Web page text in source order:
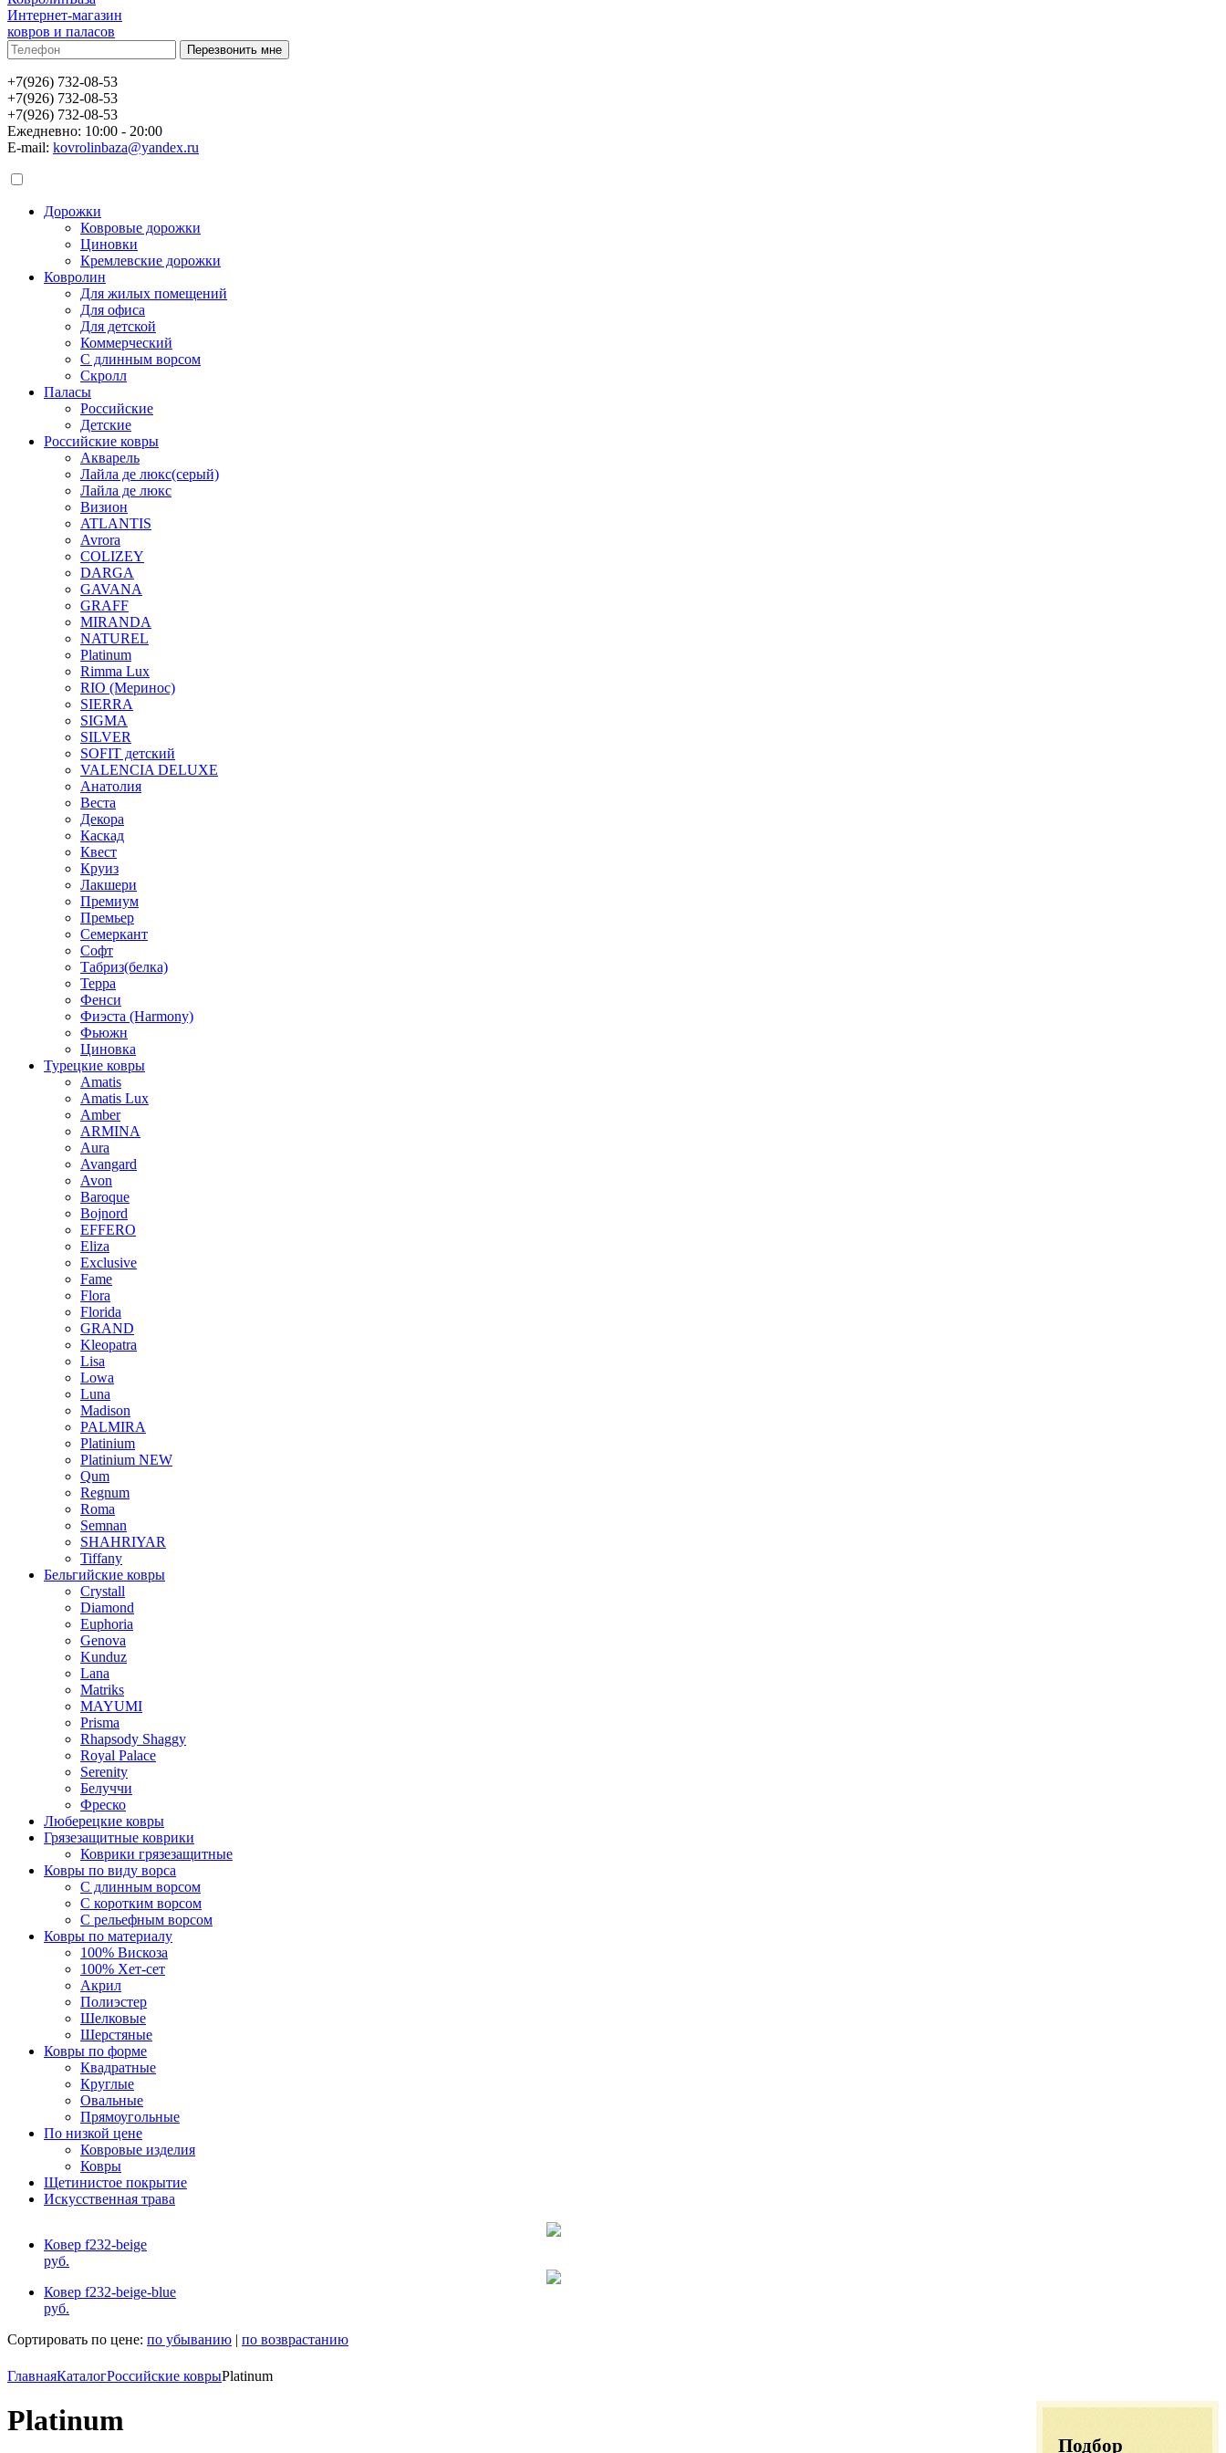
Интернет-магазин
ковров и паласов
+7(926) 732-08-53
+7(926) 732-08-53
+7(926) 732-08-53
Ежедневно: 10:00 - 20:00
E-mail: kovrolinbaza@yandex.ru
Дорожки
Ковровые дорожки
Циновки
Кремлевские дорожки
Ковролин
Для жилых помещений
Для офиса
Для детской
Коммерческий
С длинным ворсом
Скролл
Паласы
Российские
Детские
Российские ковры
Акварель
Лайла де люкс(серый)
Лайла де люкс
Визион
ATLANTIS
Avrora
COLIZEY
DARGA
GAVANA
GRAFF
MIRANDA
NATUREL
Platinum
Rimma Lux
RIO (Меринос)
SIERRA
SIGMA
SILVER
SOFIT детский
VALENCIA DELUXE
Анатолия
Веста
Декора
Каскад
Квест
Круиз
Лакшери
Премиум
Премьер
Семеркант
Софт
Табриз(белка)
Терра
Фенси
Фиэста (Harmony)
Фьюжн
Циновка
Турецкие ковры
Amatis
Amatis Lux
Amber
ARMINA
Aura
Avangard
Avon
Baroque
Bojnord
EFFERO
Eliza
Exclusive
Fame
Flora
Florida
GRAND
Kleopatra
Lisa
Lowa
Luna
Madison
PALMIRA
Platinium
Platinium NEW
Qum
Regnum
Roma
Semnan
SHAHRIYAR
Tiffany
Бельгийские ковры
Crystall
Diamond
Euphoria
Genova
Kunduz
Lana
Matriks
MAYUMI
Prisma
Rhapsody Shaggy
Royal Palace
Serenity
Белуччи
Фреско
Люберецкие ковры
Грязезащитные коврики
Коврики грязезащитные
Ковры по виду ворса
С длинным ворсом
С коротким ворсом
С рельефным ворсом
Ковры по материалу
100% Вискоза
100% Хет-сет
Акрил
Полиэстер
Шелковые
Шерстяные
Ковры по форме
Квадратные
Круглые
Овальные
Прямоугольные
По низкой цене
Ковровые изделия
Ковры
Щетинистое покрытие
Искусственная трава
Ковер f232-beige
руб.
Ковер f232-beige-blue
руб.
Сортировать по цене: по убыванию | по возврастанию
Подбор
ГлавнаяКаталогРоссийские коврыPlatinum
Platinum